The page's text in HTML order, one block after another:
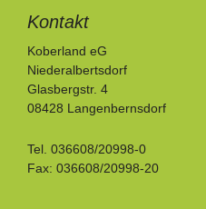
Kontakt
Koberland eG
Niederalbertsdorf
Glasbergstr. 4
08428 Langenbernsdorf
Tel. 036608/20998-0
Fax: 036608/20998-20